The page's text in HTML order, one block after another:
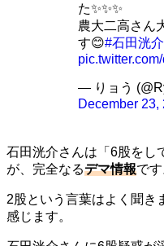
た✨✨✨
農大二高さん
す😊#石田洸介
— りョう
December 23,
石田洸介さんは「6股をし
が、完全なるデマ情報です
2股という言葉はよく聞き
感じます。